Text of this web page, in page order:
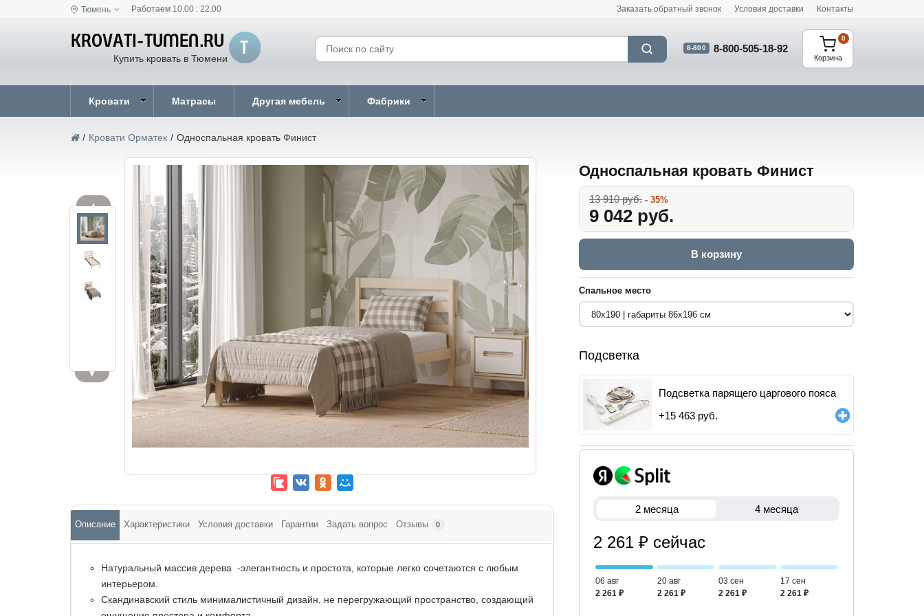
Тюмень Работаем 10.00 : 22.00 Заказать обратный звонок Условия доставки Контакты
Купить кровать в Тюмени
8-800 8-800-505-18-92
Корзина
0
Кровати Матрасы Другая мебель Фабрики
/ Кровати Орматек / Односпальная кровать Финист
▲
▼
Односпальная кровать Финист
13 910 руб. - 35%
9 042 руб.
В корзину
Спальное место
Подсветка
Подсветка парящего царгового пояса
+15 463 руб.
2 месяца 4 месяца
2 261 ₽ сейчас
06 авг
2 261 ₽
20 авг
2 261 ₽
03 сен
2 261 ₽
17 сен
2 261 ₽
Описание Характеристики Условия доставки Гарантии Задать вопрос Отзывы 0
Натуральный массив дерева -элегантность и простота, которые легко сочетаются с любым
интерьером.
Скандинавский стиль минималистичный дизайн, не перегружающий пространство, создающий